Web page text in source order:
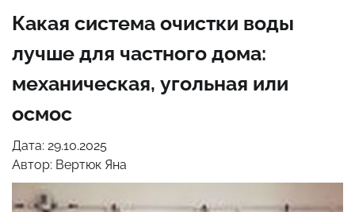
Какая система очистки воды
лучше для частного дома:
механическая, угольная или
осмос
Дата: 29.10.2025
Автор: Вертюк Яна